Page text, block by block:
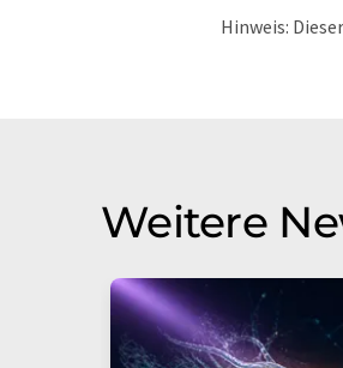
Hinweis:
Weitere